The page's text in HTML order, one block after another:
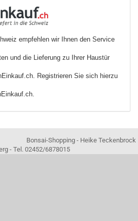
empfehlen wir Ihnen den Service
und die Lieferung zu Ihrer Haustür
Registrieren Sie sich hierzu
- Heike Teckenbrock
- Tel. 02452/6878015